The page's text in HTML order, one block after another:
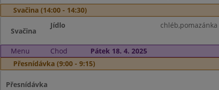
Svačina (14:00 - 14:30)
Svačina
Jídlo
Menu Chod
Pátek 18. 4. 2025
Přesnídávka (9:00 - 9:15)
Přesnídávka